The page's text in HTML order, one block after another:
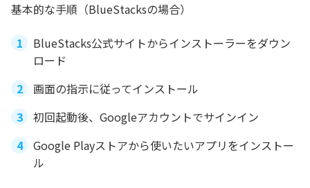
基本的な手順（BlueStacksの場合）
BlueStacks公式サイトからインストーラーをダウン
ロード
画面の指示に従ってインストール
初回起動後、Googleアカウントでサインイン
Google Playストアから使いたいアプリをインストー
ル